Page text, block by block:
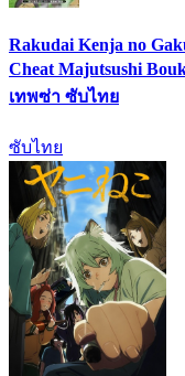
Rakudai Kenja no
Cheat Majutsushi
เทพซ่า ซับไทย
ซับไทย